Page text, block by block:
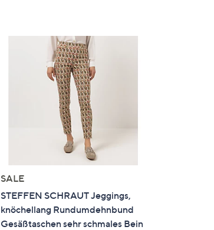
SALE
STEFFEN SCHRAUT Jeggings,
knöchellang Rundumdehnbund
Gesäßtaschen sehr schmales Bein